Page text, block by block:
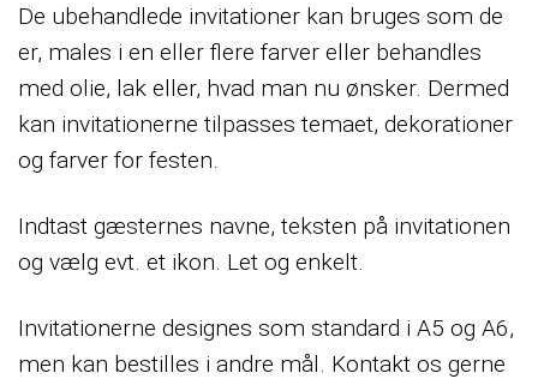
De ubehandlede invitationer kan bruges som de
er, males i en eller flere farver eller behandles
med olie, lak eller, hvad man nu ønsker. Dermed
kan invitationerne tilpasses temaet, dekorationer
og farver for festen.
Indtast gæsternes navne, teksten på invitationen
og vælg evt. et ikon. Let og enkelt.
Invitationerne designes som standard i A5 og A6,
men kan bestilles i andre mål. Kontakt os gerne